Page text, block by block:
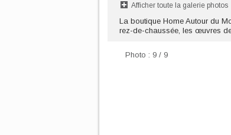
Afficher toute la galerie photos
La boutique Home Autour du
rez-de-chaussée, les œuvres
Photo : 9 / 9